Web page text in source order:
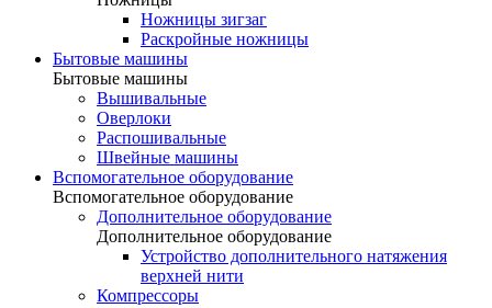
Ножницы зигзаг
Раскройные ножницы
Бытовые машины
Бытовые машины
Вышивальные
Оверлоки
Распошивальные
Швейные машины
Вспомогательное оборудование
Вспомогательное оборудование
Дополнительное оборудование
Дополнительное оборудование
Устройство дополнительного натяжения
верхней нити
Компрессоры